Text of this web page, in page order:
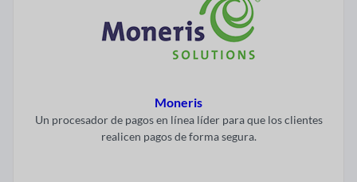
Moneris
Un procesador de pagos en línea líder para que los clientes
realicen pagos de forma segura.